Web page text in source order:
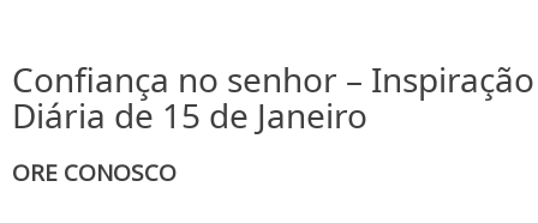
Confiança no senhor – Inspiração
Diária de 15 de Janeiro
ORE CONOSCO